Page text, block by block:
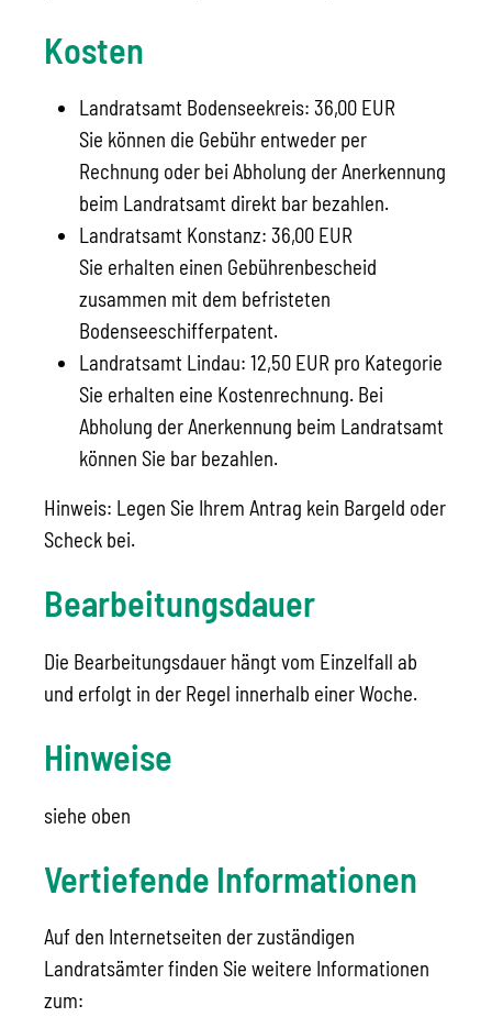
Kosten
Landratsamt Bodenseekreis: 36,00 EUR
Sie können die Gebühr entweder per
Rechnung oder bei Abholung der Anerkennung
beim Landratsamt direkt bar bezahlen.
Landratsamt Konstanz: 36,00 EUR
Sie erhalten einen Gebührenbescheid
zusammen mit dem befristeten
Bodenseeschifferpatent.
Landratsamt Lindau: 12,50 EUR pro Kategorie
Sie erhalten eine Kostenrechnung. Bei
Abholung der Anerkennung beim Landratsamt
können Sie bar bezahlen.
Hinweis: Legen Sie Ihrem Antrag kein Bargeld oder
Scheck bei.
Bearbeitungsdauer
Die Bearbeitungsdauer hängt vom Einzelfall ab
und erfolgt in der Regel innerhalb einer Woche.
Hinweise
siehe oben
Vertiefende Informationen
Auf den Internetseiten der zuständigen
Landratsämter finden Sie weitere Informationen
zum: